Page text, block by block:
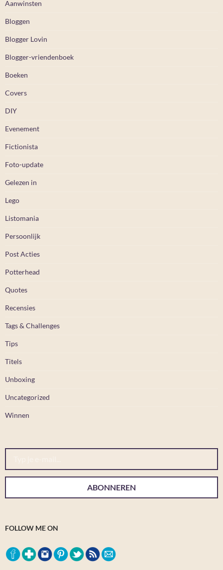
Aanwinsten
Bloggen
Blogger Lovin
Blogger-vriendenboek
Boeken
Covers
DIY
Evenement
Fictionista
Foto-update
Gelezen in
Lego
Listomania
Persoonlijk
Post Acties
Potterhead
Quotes
Recensies
Tags & Challenges
Tips
Titels
Unboxing
Uncategorized
Winnen
Typ je e-mail...
ABONNEREN
FOLLOW ME ON